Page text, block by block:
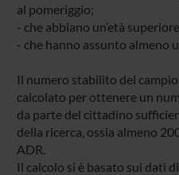
al pomeriggio;
- che abbiano un’età
- che hanno assunto almeno
Il numero stabilito del
calcolato per ottenere un
da parte del cittadino
della ricerca, ossia almeno
ADR.
Il calcolo si è basato sui dati